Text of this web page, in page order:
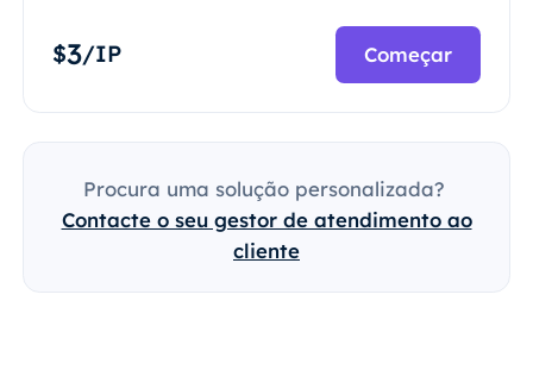
$3/IP Começar
Procura uma solução personalizada?
Contacte o seu gestor de atendimento ao
cliente